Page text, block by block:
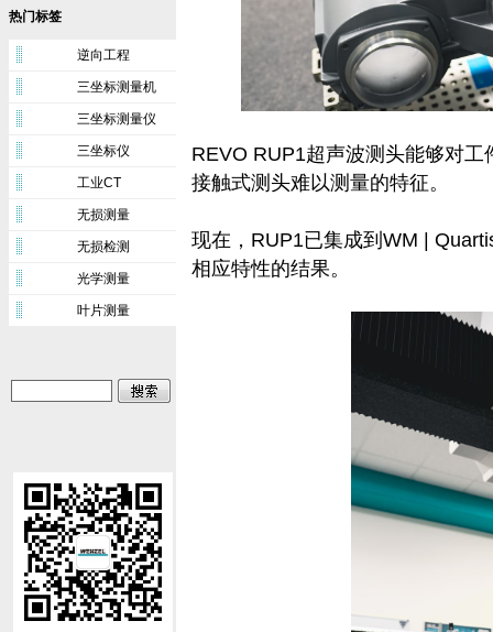
热门标签
逆向工程
三坐标测量机
三坐标测量仪
三坐标仪
工业CT
无损测量
无损检测
光学测量
叶片测量
REVO RUP1超声波测头能够对
接触式测头难以测量的特征。
现在，RUP1已集成到WM |
相应特性的结果。